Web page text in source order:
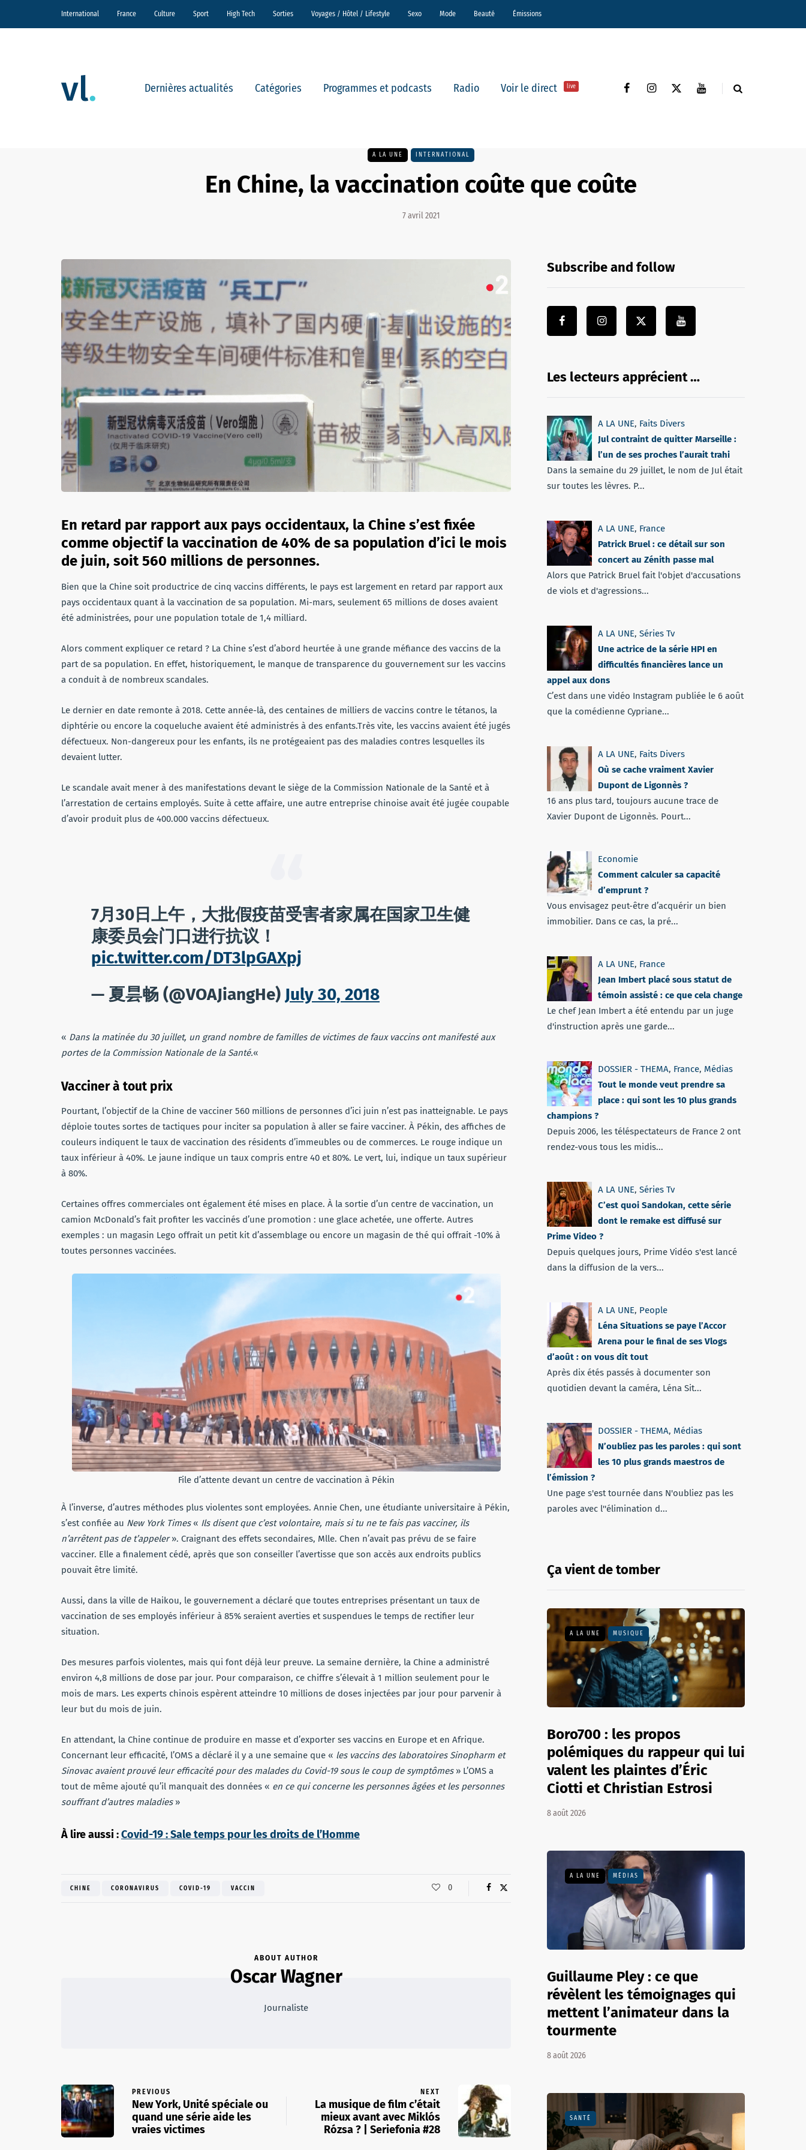
International France Culture Sport High Tech Sorties Voyages / Hôtel / Lifestyle Sexo Mode Beauté Émissions
Dernières actualités Catégories Programmes et podcasts Radio Voir le direct live
A LA UNE INTERNATIONAL
En Chine, la vaccination coûte que coûte
7 avril 2021
En retard par rapport aux pays occidentaux, la Chine s’est fixée
comme objectif la vaccination de 40% de sa population d’ici le mois
de juin, soit 560 millions de personnes.
Bien que la Chine soit productrice de cinq vaccins différents, le pays est largement en retard par rapport aux
pays occidentaux quant à la vaccination de sa population. Mi-mars, seulement 65 millions de doses avaient
été administrées, pour une population totale de 1,4 milliard.
Alors comment expliquer ce retard ? La Chine s’est d’abord heurtée à une grande méfiance des vaccins de la
part de sa population. En effet, historiquement, le manque de transparence du gouvernement sur les vaccins
a conduit à de nombreux scandales.
Le dernier en date remonte à 2018. Cette année-là, des centaines de milliers de vaccins contre le tétanos, la
diphtérie ou encore la coqueluche avaient été administrés à des enfants.Très vite, les vaccins avaient été jugés
défectueux. Non-dangereux pour les enfants, ils ne protégeaient pas des maladies contres lesquelles ils
devaient lutter.
Le scandale avait mener à des manifestations devant le siège de la Commission Nationale de la Santé et à
l’arrestation de certains employés. Suite à cette affaire, une autre entreprise chinoise avait été jugée coupable
d’avoir produit plus de 400.000 vaccins défectueux.
7月30日上午，大批假疫苗受害者家属在国家卫生健
康委员会门口进行抗议！
pic.twitter.com/DT3lpGAXpj
— 夏昙畅 (@VOAJiangHe) July 30, 2018
« Dans la matinée du 30 juillet, un grand nombre de familles de victimes de faux vaccins ont manifesté aux
portes de la Commission Nationale de la Santé.«
Vacciner à tout prix
Pourtant, l’objectif de la Chine de vacciner 560 millions de personnes d’ici juin n’est pas inatteignable. Le pays
déploie toutes sortes de tactiques pour inciter sa population à aller se faire vacciner. À Pékin, des affiches de
couleurs indiquent le taux de vaccination des résidents d’immeubles ou de commerces. Le rouge indique un
taux inférieur à 40%. Le jaune indique un taux compris entre 40 et 80%. Le vert, lui, indique un taux supérieur
à 80%.
Certaines offres commerciales ont également été mises en place. À la sortie d’un centre de vaccination, un
camion McDonald’s fait profiter les vaccinés d’une promotion : une glace achetée, une offerte. Autres
exemples : un magasin Lego offrait un petit kit d’assemblage ou encore un magasin de thé qui offrait -10% à
toutes personnes vaccinées.
File d’attente devant un centre de vaccination à Pékin
À l’inverse, d’autres méthodes plus violentes sont employées. Annie Chen, une étudiante universitaire à Pékin,
s’est confiée au New York Times« Ils disent que c’est volontaire, mais si tu ne te fais pas vacciner, ils
n’arrêtent pas de t’appeler». Craignant des effets secondaires, Mlle. Chen n’avait pas prévu de se faire
vacciner. Elle a finalement cédé, après que son conseiller l’avertisse que son accès aux endroits publics
pouvait être limité.
Aussi, dans la ville de Haikou, le gouvernement a déclaré que toutes entreprises présentant un taux de
vaccination de ses employés inférieur à 85% seraient averties et suspendues le temps de rectifier leur
situation.
Des mesures parfois violentes, mais qui font déjà leur preuve. La semaine dernière, la Chine a administré
environ 4,8 millions de dose par jour. Pour comparaison, ce chiffre s’élevait à 1 million seulement pour le
mois de mars. Les experts chinois espèrent atteindre 10 millions de doses injectées par jour pour parvenir à
leur but du mois de juin.
En attendant, la Chine continue de produire en masse et d’exporter ses vaccins en Europe et en Afrique.
Concernant leur efficacité, l’OMS a déclaré il y a une semaine que « les vaccins des laboratoires Sinopharm et
Sinovac avaient prouvé leur efficacité pour des malades du Covid-19 sous le coup de symptômes» L’OMS a
tout de même ajouté qu’il manquait des données « en ce qui concerne les personnes âgées et les personnes
souffrant d’autres maladies»
À lire aussi :Covid-19 : Sale temps pour les droits de l’Homme
CHINE CORONAVIRUS COVID-19 VACCIN 0
ABOUT AUTHOR
Oscar Wagner
Journaliste
PREVIOUS
New York, Unité spéciale ou
quand une série aide les
vraies victimes
NEXT
La musique de film c’était
mieux avant avec Miklós
Rózsa ? | Seriefonia #28
Subscribe and follow
Les lecteurs apprécient …
A LA UNE, Faits Divers
Jul contraint de quitter Marseille :
l’un de ses proches l’aurait trahi
Dans la semaine du 29 juillet, le nom de Jul était
sur toutes les lèvres. P...
A LA UNE, France
Patrick Bruel : ce détail sur son
concert au Zénith passe mal
Alors que Patrick Bruel fait l'objet d'accusations
de viols et d'agressions...
A LA UNE, Séries Tv
Une actrice de la série HPI en
difficultés financières lance un
appel aux dons
C’est dans une vidéo Instagram publiée le 6 août
que la comédienne Cypriane...
A LA UNE, Faits Divers
Où se cache vraiment Xavier
Dupont de Ligonnès ?
16 ans plus tard, toujours aucune trace de
Xavier Dupont de Ligonnès. Pourt...
Economie
Comment calculer sa capacité
d’emprunt ?
Vous envisagez peut-être d’acquérir un bien
immobilier. Dans ce cas, la pré...
A LA UNE, France
Jean Imbert placé sous statut de
témoin assisté : ce que cela change
Le chef Jean Imbert a été entendu par un juge
d'instruction après une garde...
DOSSIER - THEMA, France, Médias
Tout le monde veut prendre sa
place : qui sont les 10 plus grands
champions ?
Depuis 2006, les téléspectateurs de France 2 ont
rendez-vous tous les midis...
A LA UNE, Séries Tv
C’est quoi Sandokan, cette série
dont le remake est diffusé sur
Prime Video ?
Depuis quelques jours, Prime Vidéo s'est lancé
dans la diffusion de la vers...
A LA UNE, People
Léna Situations se paye l’Accor
Arena pour le final de ses Vlogs
d’août : on vous dit tout
Après dix étés passés à documenter son
quotidien devant la caméra, Léna Sit...
DOSSIER - THEMA, Médias
N’oubliez pas les paroles : qui sont
les 10 plus grands maestros de
l’émission ?
Une page s'est tournée dans N'oubliez pas les
paroles avec l''élimination d...
Ça vient de tomber
A LA UNE MUSIQUE
Boro700 : les propos
polémiques du rappeur qui lui
valent les plaintes d’Éric
Ciotti et Christian Estrosi
8 août 2026
A LA UNE MÉDIAS
Guillaume Pley : ce que
révèlent les témoignages qui
mettent l’animateur dans la
tourmente
8 août 2026
SANTÉ